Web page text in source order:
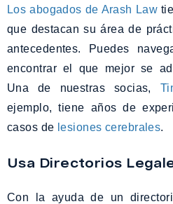
Los abogados de Arash Law
que destacan su área de
antecedentes. Puedes
encontrar el que mejor se
Una de nuestras socias,
ejemplo, tiene años de
casos de lesiones cerebrales.
Usa Directorios
Con la ayuda de un